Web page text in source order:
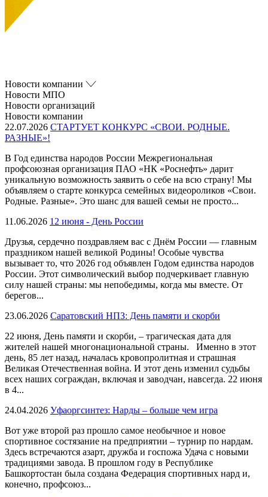
Новости компании
Новости МПО
Новости организаций
Новости компании
22.07.2026 СТАРТУЕТ КОНКУРС «СВОИ. РОДНЫЕ.
РАЗНЫЕ»!
В Год единства народов России Межрегиональная
профсоюзная организация ПАО «НК «Роснефть» дарит
уникальную возможность заявить о себе на всю страну! Мы
объявляем о старте конкурса семейных видеороликов «Свои.
Родные. Разные». Это шанс для вашей семьи не просто...
11.06.2026 12 июня - День России
Друзья, сердечно поздравляем вас с Днём России — главным
праздником нашей великой Родины! Особые чувства
вызывает то, что 2026 год объявлен Годом единства народов
России. Этот символический выбор подчеркивает главную
силу нашей страны: мы непобедимы, когда мы вместе. От
берегов...
23.06.2026 Саратовский НПЗ: День памяти и скорби
22 июня, День памяти и скорби, – трагическая дата для
жителей нашей многонациональной страны. Именно в этот
день, 85 лет назад, началась кровопролитная и страшная
Великая Отечественная война. И этот день изменил судьбы
всех наших сограждан, включая и заводчан, навсегда. 22 июня
в 4...
24.04.2026 Уфаоргсинтез: Нарды – больше чем игра
Вот уже второй раз прошло самое необычное и новое
спортивное состязание на предприятии – турнир по нардам.
Здесь встречаются азарт, дружба и госпожа Удача с новыми
традициями завода. В прошлом году в Республике
Башкортостан была создана Федерация спортивных нард и,
конечно, профсоюз...